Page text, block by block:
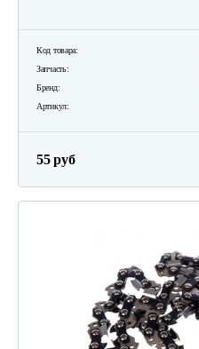
Код товара:
Запчасть:
Бренд:
Артикул:
55 руб